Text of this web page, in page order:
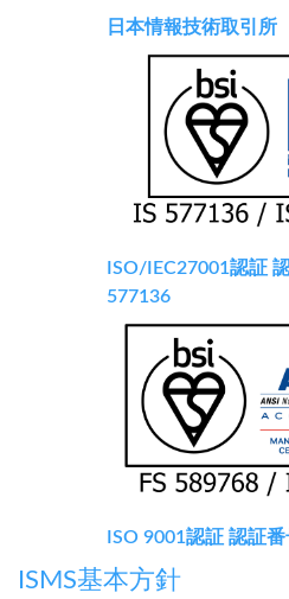
日本情報技術取引所
ISO/IEC27001認証
577136
ISO 9001認証 認証
ISMS基本方針